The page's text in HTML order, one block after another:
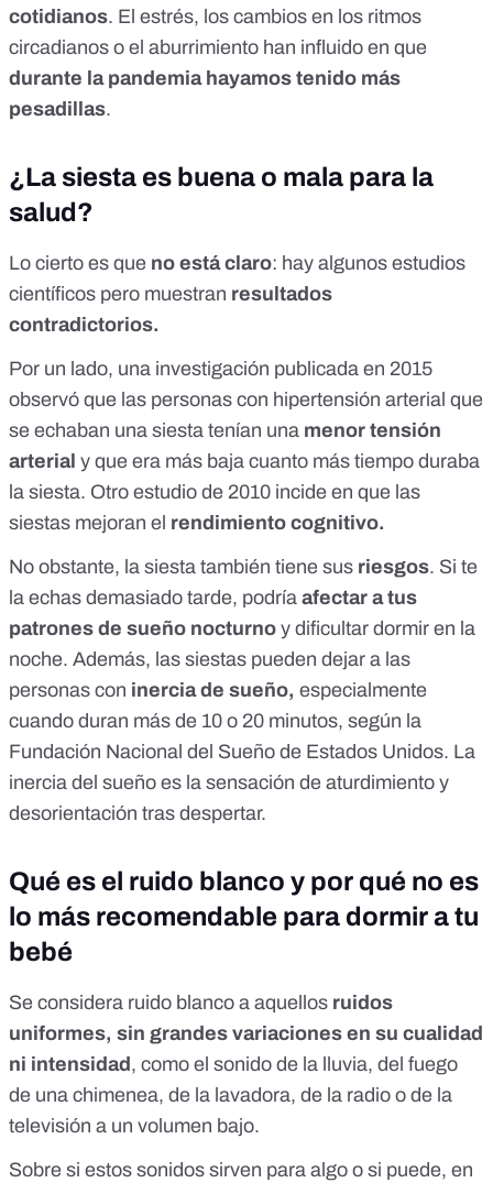
cotidianos. El estrés, los cambios en los ritmos
circadianos o el aburrimiento han influido en que
durante la pandemia hayamos tenido más
pesadillas.
¿La siesta es buena o mala para la
salud?
Lo cierto es que no está claro: hay algunos estudios
científicos pero muestran resultados
contradictorios.
Por un lado, una investigación publicada en 2015
observó que las personas con hipertensión arterial que
se echaban una siesta tenían una menor tensión
arterial y que era más baja cuanto más tiempo duraba
la siesta. Otro estudio de 2010 incide en que las
siestas mejoran el rendimiento cognitivo.
No obstante, la siesta también tiene sus riesgos. Si te
la echas demasiado tarde, podría afectar a tus
patrones de sueño nocturno y dificultar dormir en la
noche. Además, las siestas pueden dejar a las
personas con inercia de sueño, especialmente
cuando duran más de 10 o 20 minutos, según la
Fundación Nacional del Sueño de Estados Unidos. La
inercia del sueño es la sensación de aturdimiento y
desorientación tras despertar.
Qué es el ruido blanco y por qué no es
lo más recomendable para dormir a tu
bebé
Se considera ruido blanco a aquellos ruidos
uniformes, sin grandes variaciones en su cualidad
ni intensidad , como el sonido de la lluvia, del fuego
de una chimenea, de la lavadora, de la radio o de la
televisión a un volumen bajo.
Sobre si estos sonidos sirven para algo o si puede, en